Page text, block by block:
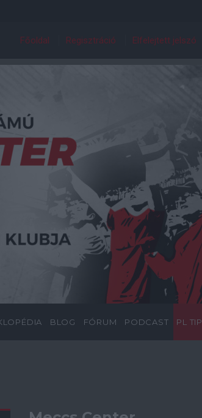
Főoldal Regisztráció Elfelejtett jelszó
BLOG FÓRUM PODCAST PL